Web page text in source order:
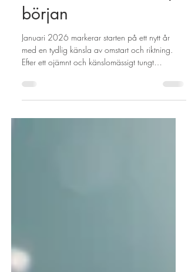
Januari 2026 – En ny
början
Januari 2026 markerar starten på ett nytt år
med en tydlig känsla av omstart och riktning.
Efter ett ojämnt och känslomässigt tungt